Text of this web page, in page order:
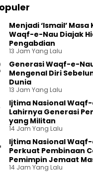
Menjadi ‘Ismail’
Waqf-e-Nau Diajak
Pengabdian
13 Jam Yang Lalu
Generasi Waqf-e-
Mengenal Diri
Dunia
13 Jam Yang Lalu
Ijtima Nasional
Lahirnya Generasi
yang Militan
14 Jam Yang Lalu
Ijtima Nasional
Perkuat Pembinaan
Pemimpin Jemaat
14 Jam Yang Lalu